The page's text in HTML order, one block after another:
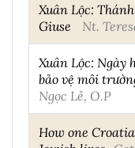
Xuân Lộc:
Giuse
Nt.
Xuân Lộc: Ngày
bảo vệ môi
Ngọc Lễ, O.P
How one